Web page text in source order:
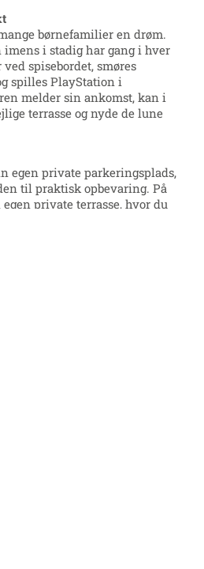
børnefamilier en drøm.
i stadig har gang i hver
spisebordet, smøres
spilles PlayStation i
melder sin ankomst, kan i
terrasse og nyde de lune
egen private parkeringsplads,
til praktisk opbevaring. På
private terrasse, hvor du